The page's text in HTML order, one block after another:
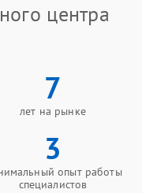
центра
7
лет на рынке
3
опыт работы
специалистов